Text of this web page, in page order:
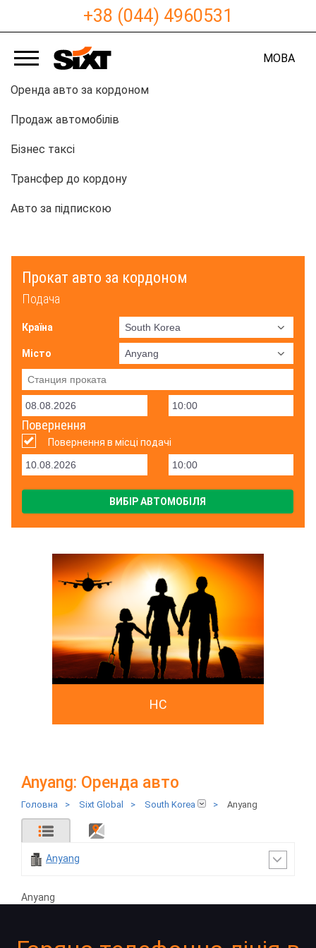
+38 (044) 4960531
МОВА
Оренда авто за кордоном
Продаж автомобілів
Бізнес таксі
Трансфер до кордону
Авто за підпискою
Прокат авто за кордоном
Подача
Країна
Місто
Повернення
Повернення в місці подачі
ВИБІР АВТОМОБІЛЯ
HC
Anyang: Оренда авто
Головна > Sixt Global > South Korea > Anyang
Anyang
Anyang